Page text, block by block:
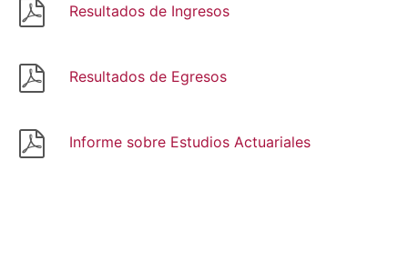
Resultados de Ingresos
Resultados de Egresos
Informe sobre Estudios Actuariales